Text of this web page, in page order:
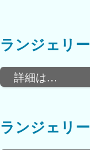
ランジェリ
詳細は…
ランジェリ